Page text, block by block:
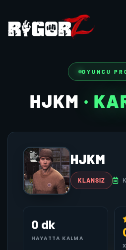
OYUNCU
HJKM ·
HJKM
KLANSIZ
0 dk
HAYATTA KALMA